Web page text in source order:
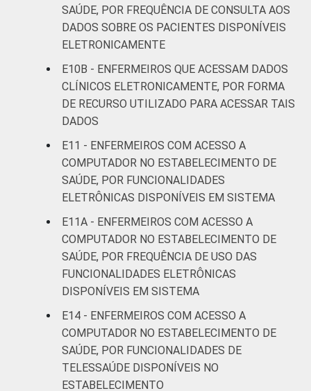
SAÚDE, POR FREQUÊNCIA DE CONSULTA AOS
DADOS SOBRE OS PACIENTES DISPONÍVEIS
ELETRONICAMENTE
E10B - ENFERMEIROS QUE ACESSAM DADOS
CLÍNICOS ELETRONICAMENTE, POR FORMA
DE RECURSO UTILIZADO PARA ACESSAR TAIS
DADOS
E11 - ENFERMEIROS COM ACESSO A
COMPUTADOR NO ESTABELECIMENTO DE
SAÚDE, POR FUNCIONALIDADES
ELETRÔNICAS DISPONÍVEIS EM SISTEMA
E11A - ENFERMEIROS COM ACESSO A
COMPUTADOR NO ESTABELECIMENTO DE
SAÚDE, POR FREQUÊNCIA DE USO DAS
FUNCIONALIDADES ELETRÔNICAS
DISPONÍVEIS EM SISTEMA
E14 - ENFERMEIROS COM ACESSO A
COMPUTADOR NO ESTABELECIMENTO DE
SAÚDE, POR FUNCIONALIDADES DE
TELESSAÚDE DISPONÍVEIS NO
ESTABELECIMENTO